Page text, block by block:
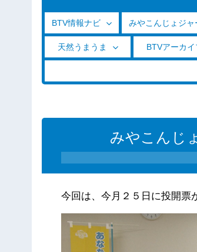
BTV情報ナビ みやこんじょジャ
天然うまうま BTVアーカイ
みやこんじ
今回は、今月２５日に投開票